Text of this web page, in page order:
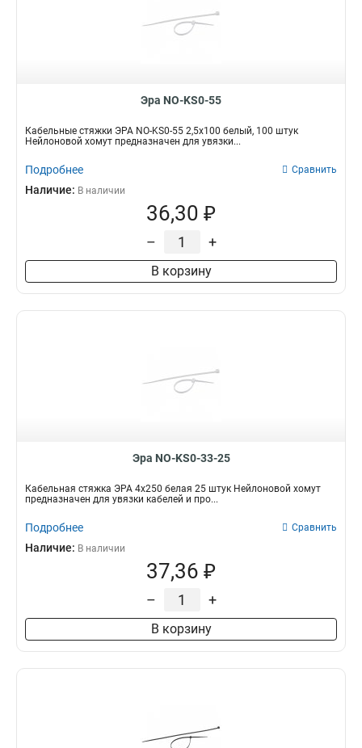
Эра NO-KS0-55
Кабельные стяжки ЭРА NO-KS0-55 2,5х100 белый, 100 штук
Нейлоновой хомут предназначен для увязки...
Подробнее Сравнить
Наличие: В наличии
36,30 ₽
– +
В корзину
Эра NO-KS0-33-25
Кабельная стяжка ЭРА 4x250 белая 25 штук Нейлоновой хомут
предназначен для увязки кабелей и про...
Подробнее Сравнить
Наличие: В наличии
37,36 ₽
– +
В корзину